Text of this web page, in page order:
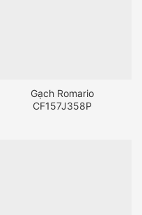
Gạch Romario
CF157J358P